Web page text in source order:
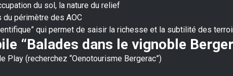
du sol, la nature du relief
périmètre des AOC
qui permet de saisir la richesse et la subtilité des
“Balades dans le vignoble
Play (recherchez “Oenotourisme Bergerac”)